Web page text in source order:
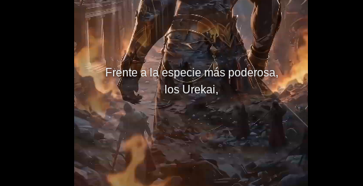
Frente a la especie más poderosa,
los Urekai,